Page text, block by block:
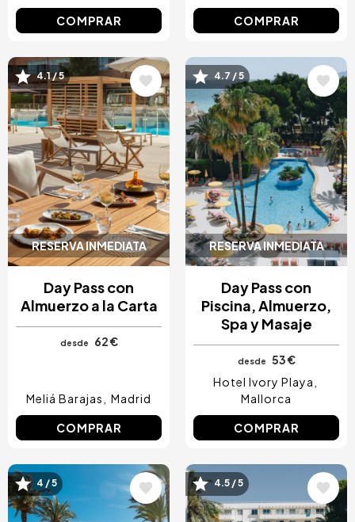
COMPRAR COMPRAR
RESERVA INMEDIATA
Image
4.1 / 5
Day Pass con
Almuerzo a la Carta
desde 62 €
Meliá Barajas Madrid
COMPRAR
RESERVA INMEDIATA
Image
4.7 / 5
Day Pass con
Piscina, Almuerzo,
Spa y Masaje
desde
53 €
Hotel Ivory Playa
Mallorca
COMPRAR
Image
4 / 5 Image
4.5 / 5